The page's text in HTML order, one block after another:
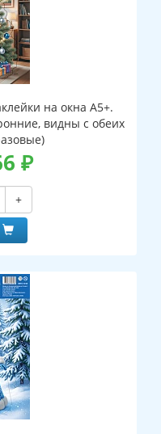
на окна А5+.
видны с обеих
₽
+